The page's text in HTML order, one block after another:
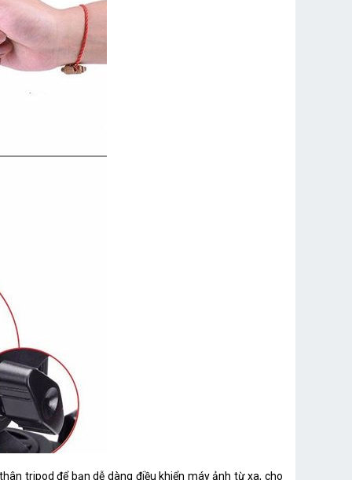
tripod để bạn dễ dàng điều khiển máy ảnh từ xa, cho